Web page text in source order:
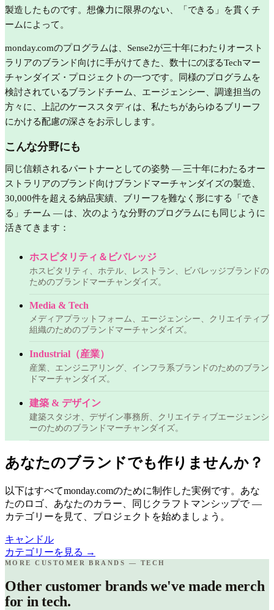
製造したものです。想像力に限界のない、「できる」を貫くチ
ームによって。
monday.comのプログラムは、Sense2が三十年にわたりオースト
ラリアのブランド向けに手がけてきた、数十にのぼるTechマー
チャンダイズ・プロジェクトの一つです。同様のプログラムを
検討されているブランドチーム、エージェンシー、調達担当の
方々に、上記のケーススタディは、私たちがあらゆるブリーフ
にかける配慮の深さをお示しします。
こんな分野にも
同じ信頼されるパートナーとしての姿勢 — 三十年にわたるオー
ストラリアのブランド向けブランドマーチャンダイズの製造、
30,000件を超える納品実績、ブリーフを難なく形にする「でき
る」チーム — は、次のような分野のプログラムにも同じように
活きてきます：
ホスピタリティ＆ビバレッジ
ホスピタリティ、ホテル、レストラン、ビバレッジブランドの
ためのブランドマーチャンダイズ。
Media & Tech
メディアプラットフォーム、エージェンシー、クリエイティブ
組織のためのブランドマーチャンダイズ。
Industrial（産業）
産業、エンジニアリング、インフラ系ブランドのためのブラン
ドマーチャンダイズ。
建築 & デザイン
建築スタジオ、デザイン事務所、クリエイティブエージェンシ
ーのためのブランドマーチャンダイズ。
あなたのブランドでも作りませんか？
以下はすべてmonday.comのために制作した実例です。あな
たのロゴ、あなたのカラー、同じクラフトマンシップで —
カテゴリーを見て、プロジェクトを始めましょう。
キャンドル
カテゴリーを見る →
MORE CUSTOMER BRANDS — TECH
Other customer brands we've made merch
for in tech.